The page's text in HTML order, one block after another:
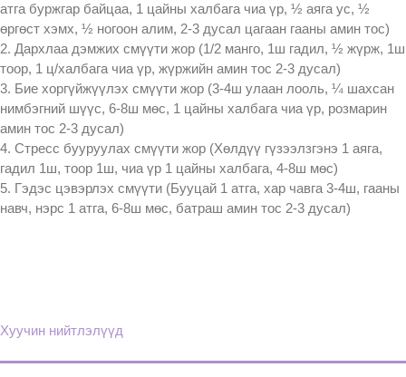
атга буржгар байцаа, 1 цайны халбага чиа үр, ½ аяга ус, ½
өргөст хэмх, ½ ногоон алим, 2-3 дусал цагаан гааны амин тос)
2. Дархлаа дэмжих смүүти жор (1/2 манго, 1ш гадил, ½ жүрж, 1ш
тоор, 1 ц/халбага чиа үр, жүржийн амин тос 2-3 дусал)
3. Бие хоргүйжүүлэх смүүти жор (3-4ш улаан лооль, ¼ шахсан
нимбэгний шүүс, 6-8ш мөс, 1 цайны халбага чиа үр, розмарин
амин тос 2-3 дусал)
4. Стресс бууруулах смүүти жор (Хөлдүү гүзээлзгэнэ 1 аяга,
гадил 1ш, тоор 1ш, чиа үр 1 цайны халбага, 4-8ш мөс)
5. Гэдэс цэвэрлэх смүүти (Бууцай 1 атга, хар чавга 3-4ш, гааны
навч, нэрс 1 атга, 6-8ш мөс, батраш амин тос 2-3 дусал)
Мэдээний
цэс
Хуучин нийтлэлүүд